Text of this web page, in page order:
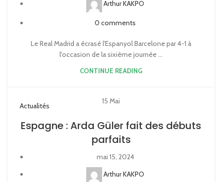
Arthur KAKPO
0 comments
Le Real Madrid a écrasé l'Espanyol Barcelone par 4-1 à
l'occasion de la sixième journée ...
CONTINUE READING
15 Mai
Actualités
Espagne : Arda Güler fait des débuts
parfaits
mai 15, 2024
Arthur KAKPO